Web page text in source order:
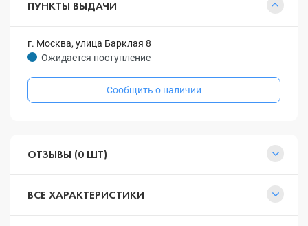
ПУНКТЫ ВЫДАЧИ
г. Москва, улица Барклая 8
Ожидается поступление
Сообщить о наличии
ОТЗЫВЫ (0 ШТ)
ВСЕ ХАРАКТЕРИСТИКИ